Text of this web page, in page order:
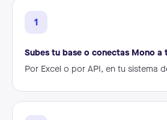
1
Subes tu base o conectas Mono
Por Excel o por API, en tu sistema